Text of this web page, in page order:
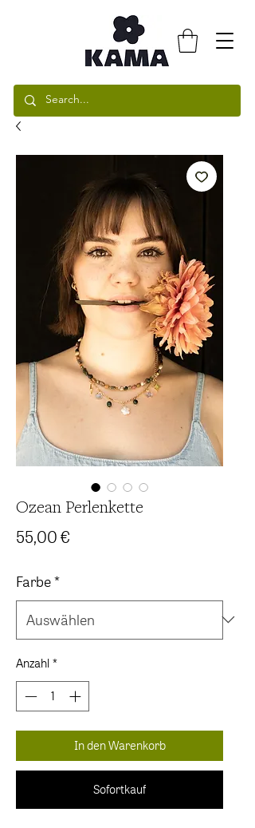
Ozean Perlenkette
55,00 €
Farbe*
Anzahl*
In den Warenkorb
Sofortkauf